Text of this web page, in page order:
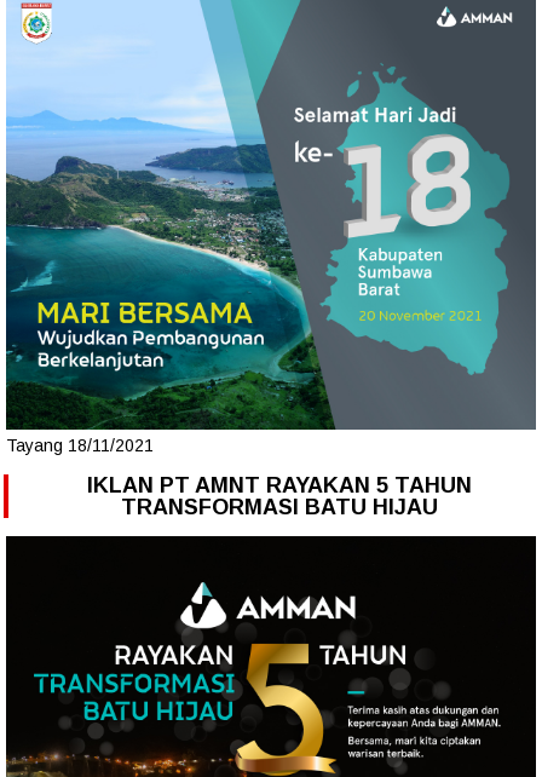
Tayang 18/11/2021
IKLAN PT AMNT RAYAKAN 5 TAHUN
TRANSFORMASI BATU HIJAU